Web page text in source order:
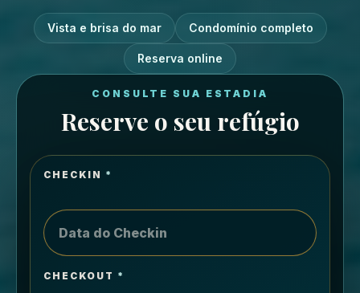
Vista e brisa do mar Condomínio completo
Reserva online
CONSULTE SUA ESTADIA
Reserve o seu refúgio
CHECKIN *
CHECKOUT *